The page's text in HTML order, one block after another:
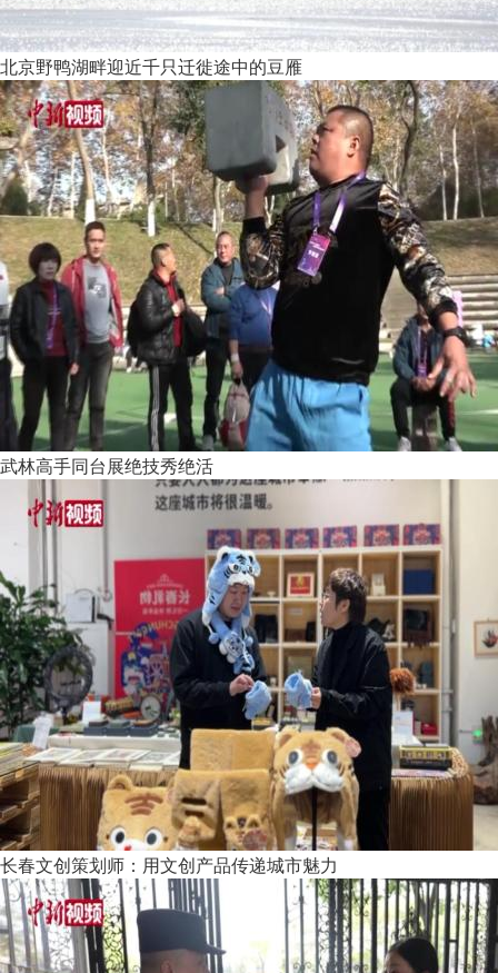
北京野鸭湖畔迎近千只迁徙途中的豆雁
武林高手同台展绝技秀绝活
长春文创策划师：用文创产品传递城市魅力